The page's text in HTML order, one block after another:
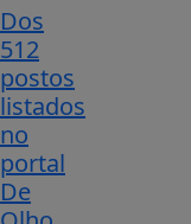
Dos
512
postos
listados
no
portal
De